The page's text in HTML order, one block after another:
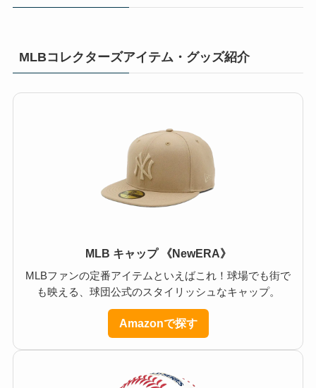
MLBコレクターズアイテム・グッズ紹介
MLB キャップ 《NewERA》
MLBファンの定番アイテムといえばこれ！球場でも街で
も映える、球団公式のスタイリッシュなキャップ。
Amazonで探す